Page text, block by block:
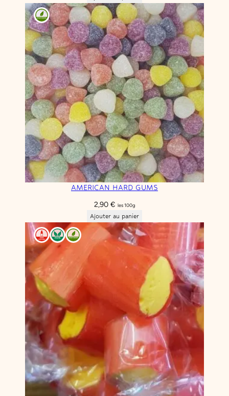
AMERICAN HARD GUMS
2,90 € les 100g
Ajouter au panier